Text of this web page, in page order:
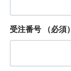
受注番号 （必須）